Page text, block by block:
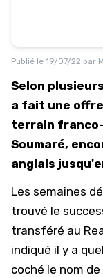
Publié le 19/07/22 par
Selon
a fait une
terrain
Soumaré,
anglais
Les semaines
trouvé le
transféré au
indiqué il y a
coché le nom